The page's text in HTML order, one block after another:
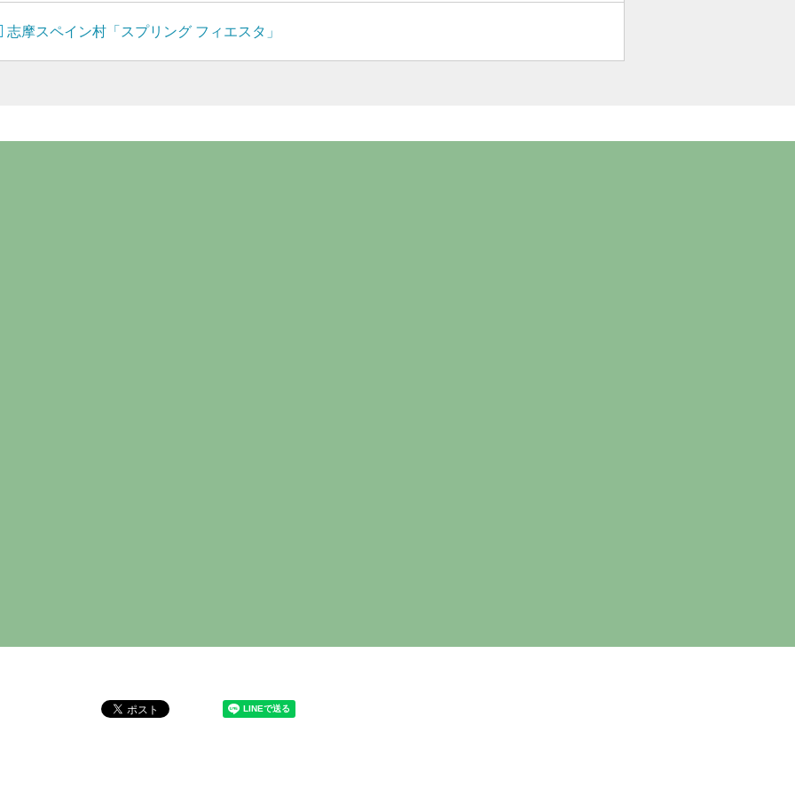
志摩スペイン村「スプリング フィエスタ」